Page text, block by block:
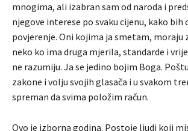
mnogima, ali izabran sam od naroda i
njegove interese po svaku cijenu, kako bih
povjerenje. Oni kojima ja smetam, moraju
neko ko ima druga mjerila, standarde i
ne razumiju. Ja se jedino bojim Boga.
zakone i volju svojih glasača i u svakom
spreman da svima položim račun.
Ovo je izborna godina. Postoje ljudi koji